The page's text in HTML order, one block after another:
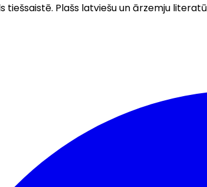
tiešsaistē. Plašs latviešu un ārzemju